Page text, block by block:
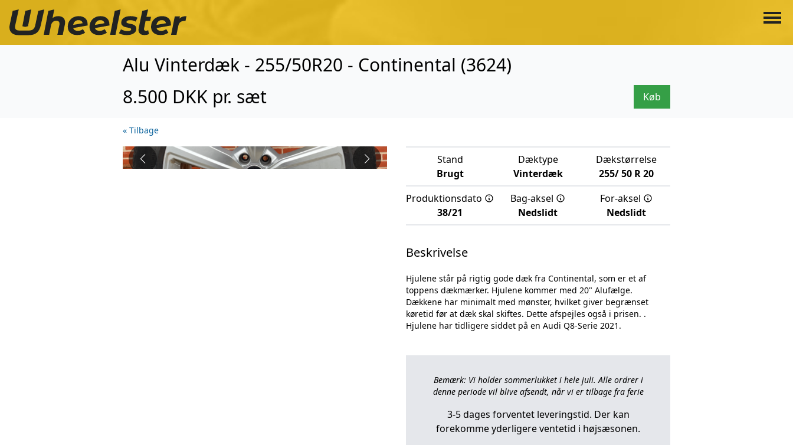
Alu Vinterdæk - 255/50R20 - Continental (3624)
8.500 DKK pr. sæt
Køb
« Tilbage
Stand
Brugt
Dæktype
Vinterdæk
Dækstørrelse
255/50 R20
Produktionsdato
38/21
Bag-aksel
Nedslidt
For-aksel
Nedslidt
Beskrivelse
Hjulene står på rigtig gode dæk fra Continental, som er et af
toppens dækmærker. Hjulene kommer med 20" Alufælge.
Dækkene har minimalt med mønster, hvilket giver begrænset
køretid før at dæk skal skiftes. Dette afspejles også i prisen. .
Bemærk: Vi holder sommerlukket i hele juli. Alle ordrer i
denne periode vil blive afsendt, når vi er tilbage fra ferie
3-5 dages forventet leveringstid. Der kan
forekomme yderligere ventetid i højsæsonen.